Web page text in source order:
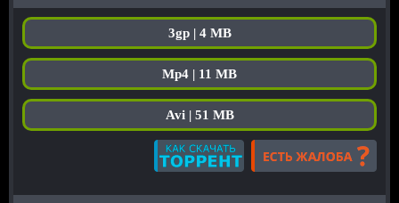
3gp | 4 MB
Mp4 | 11 MB
Avi | 51 MB